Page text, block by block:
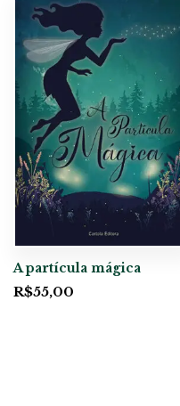
A partícula mágica
R$55,00